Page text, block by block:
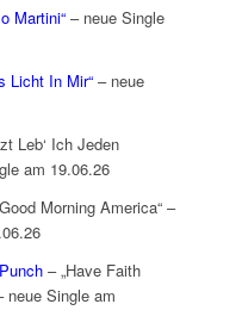
Martini“ – neue Single
Licht In Mir“ – neue
Leb‘ Ich Jeden
am 19.06.26
Morning America“ –
– „Have Faith
neue Single am